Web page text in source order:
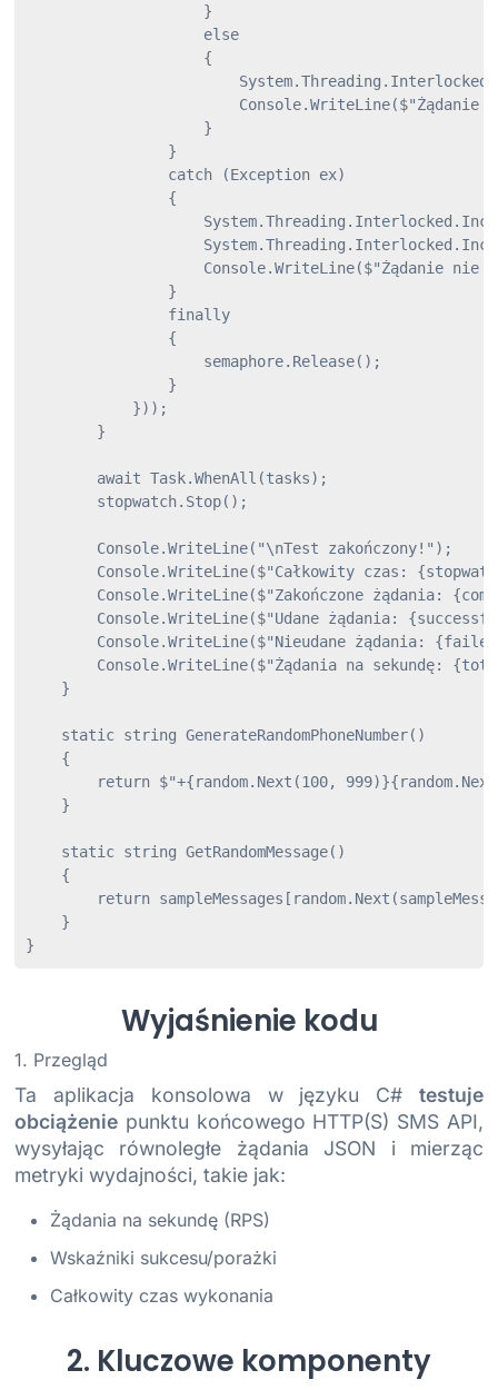
                    }
                    else
                    {
Console.WriteLine($"Żądanie
                    }
                }
                catch (Exception ex)
                {
Console.WriteLine($"Żądanie nie
                }
                finally
                {
                    semaphore.Release();
                }
            }));
        }
        await Task.WhenAll(tasks);
        stopwatch.Stop();
        Console.WriteLine("\nTest zakończony!");
Console.WriteLine($"Całkowity czas:
Console.WriteLine($"Zakończone żądania:
Console.WriteLine($"Udane żądania:
Console.WriteLine($"Nieudane żądania:
Console.WriteLine($"Żądania na sekundę:
    }
    static string GenerateRandomPhoneNumber()
    {
return $"+{random.Next(100,
    }
    static string GetRandomMessage()
    {
return
    }
Wyjaśnienie kodu
1. Przegląd
Ta aplikacja konsolowa w języku C#testuje
obciążeniepunktu końcowego HTTP(S) SMS API,
wysyłając równoległe żądania JSON i mierząc
metryki wydajności, takie jak:
Żądania na sekundę (RPS)
Wskaźniki sukcesu/porażki
Całkowity czas wykonania
2. Kluczowe komponenty